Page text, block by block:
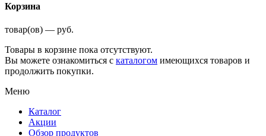
Корзина
товар(ов) — руб.
Товары в корзине пока отсутствуют.
Вы можете ознакомиться с каталогом имеющихся товаров и
продолжить покупки.
Меню
Каталог
Акции
Обзор продуктов